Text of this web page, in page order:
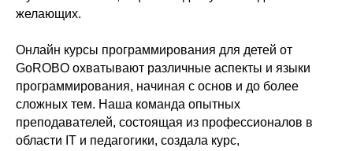
желающих.
Онлайн курсы программирования для детей от
GoROBO охватывают различные аспекты и языки
программирования, начиная с основ и до более
сложных тем. Наша команда опытных
преподавателей, состоящая из профессионалов в
области IT и педагогики, создала курс,